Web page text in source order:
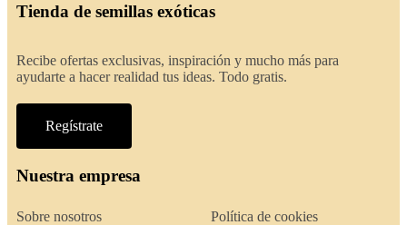
Tienda de semillas exóticas
Recibe ofertas exclusivas, inspiración y mucho más para
ayudarte a hacer realidad tus ideas. Todo gratis.
Regístrate
Nuestra empresa
Sobre nosotros
Política de cookies